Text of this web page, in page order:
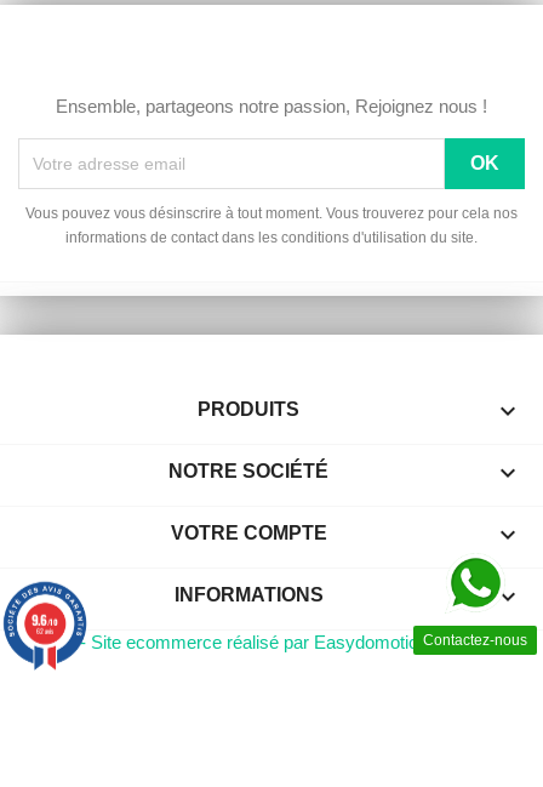
Ensemble, partageons notre passion, Rejoignez nous !
Vous pouvez vous désinscrire à tout moment. Vous trouverez pour cela nos
informations de contact dans les conditions d'utilisation du site.
PRODUITS 
NOTRE SOCIÉTÉ 
VOTRE COMPTE 
INFORMATIONS keyboard_arrow_down
Contactez-nous
© 2026 - Site ecommerce réalisé par Easydomotic
9.6/10
62 avis